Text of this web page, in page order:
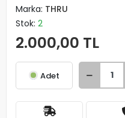
Marka: THRU
Stok: 2
2.000,00 TL
Adet